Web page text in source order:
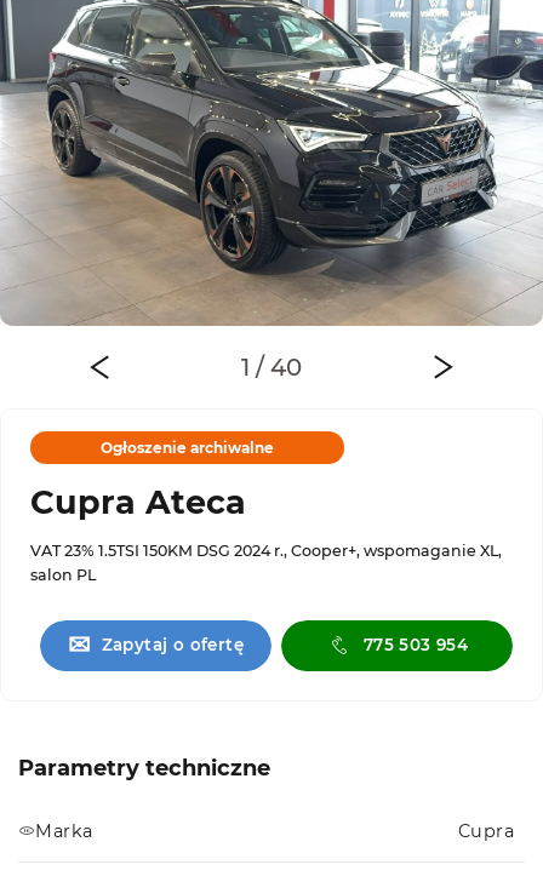
Ogłoszenie archiwalne
Cupra Ateca
VAT 23% 1.5TSI 150KM DSG 2024 r., Cooper+, wspomaganie XL,
salon PL
✉ Zapytaj o ofertę 775 503 954
Parametry techniczne
Marka Cupra